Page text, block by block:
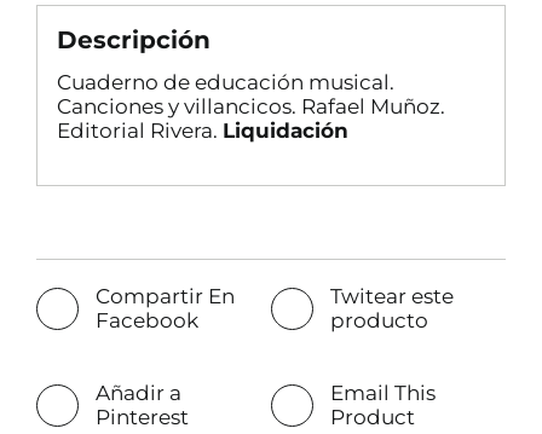
Descripción
Cuaderno de educación musical.
Canciones y villancicos. Rafael Muñoz.
Editorial Rivera. Liquidación
Compartir En
Facebook
Twitear este
producto
Añadir a
Pinterest
Email This
Product